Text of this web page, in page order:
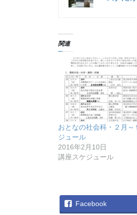
関連
おとなの社会科・２月～
ジュール
2016年2月10日
講座スケジュール
Facebook